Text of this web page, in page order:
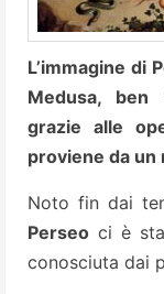
L’immagine di
Medusa, ben
grazie alle
proviene da un
Noto fin dai
Perseo ci è
conosciuta dai